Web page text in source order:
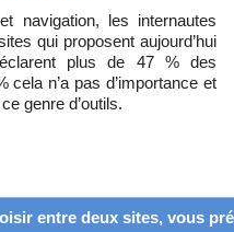
qui proposent aujourd’hui
plus de 47 % des
cela n’a pas d’importance et
genre d’outils.
entre deux sites, vous